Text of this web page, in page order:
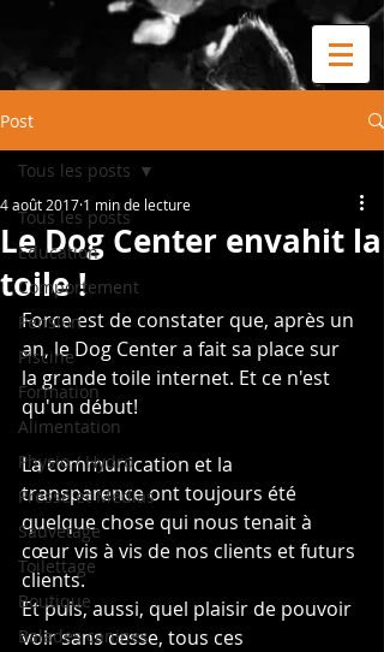
Post
Tous les posts
Education
Comportement
Pension
Piscine
Formation
Alimentation
Physio / Hydro
Presse et Médias
Sauvetage
Toilettage
Boutique
Balades canines
Tous les posts
Le Dog Center envahit la
toile !
4 août 2017 1 min de lecture
Force est de constater que, après un
an, le Dog Center a fait sa place sur
la grande toile internet. Et ce n'est
qu'un début!
La communication et la
transparence ont toujours été
quelque chose qui nous tenait à
cœur vis à vis de nos clients et futurs
clients.
Et puis, aussi, quel plaisir de pouvoir
voir sans cesse, tous ces